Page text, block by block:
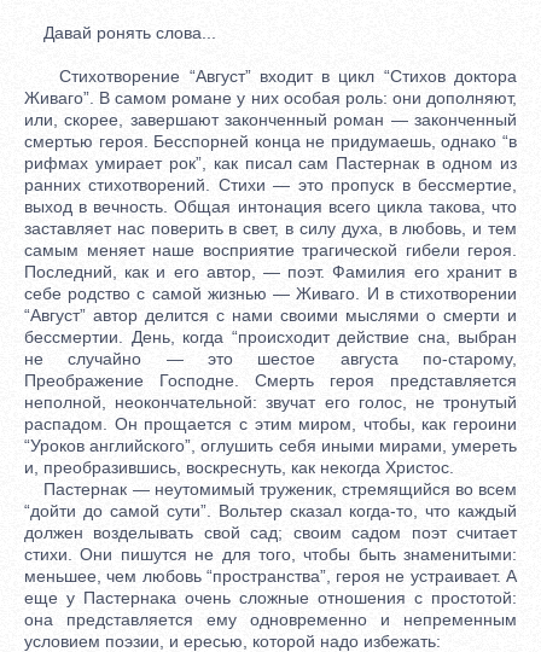
Давай ронять слова...
Стихотворение “Август” входит в цикл “Стихов доктора
Живаго”. В самом романе у них особая роль: они дополняют,
или, скорее, завершают законченный роман — законченный
смертью героя. Бесспорней конца не придумаешь, однако “в
рифмах умирает рок”, как писал сам Пастернак в одном из
ранних стихотворений. Стихи — это пропуск в бессмертие,
выход в вечность. Общая интонация всего цикла такова, что
заставляет нас поверить в свет, в силу духа, в любовь, и тем
самым меняет наше восприятие трагической гибели героя.
Последний, как и его автор, — поэт. Фамилия его хранит в
себе родство с самой жизнью — Живаго. И в стихотворении
“Август” автор делится с нами своими мыслями о смерти и
бессмертии. День, когда “происходит действие сна, выбран
не случайно — это шестое августа по-старому,
Преображение Господне. Смерть героя представляется
неполной, неокончательной: звучат его голос, не тронутый
распадом. Он прощается с этим миром, чтобы, как героини
“Уроков английского”, оглушить себя иными мирами, умереть
и, преобразившись, воскреснуть, как некогда Христос.
Пастернак — неутомимый труженик, стремящийся во всем
“дойти до самой сути”. Вольтер сказал когда-то, что каждый
должен возделывать свой сад; своим садом поэт считает
стихи. Они пишутся не для того, чтобы быть знаменитыми:
меньшее, чем любовь “пространства”, героя не устраивает. А
еще у Пастернака очень сложные отношения с простотой:
она представляется ему одновременно и непременным
условием поэзии, и ересью, которой надо избежать: